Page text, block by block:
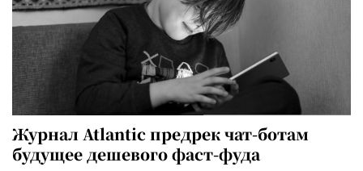
Журнал Atlantic предрек чат-ботам
будущее дешевого фаст-фуда